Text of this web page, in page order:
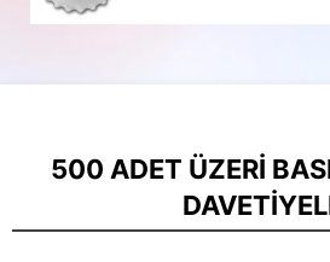
500 ADET ÜZERI